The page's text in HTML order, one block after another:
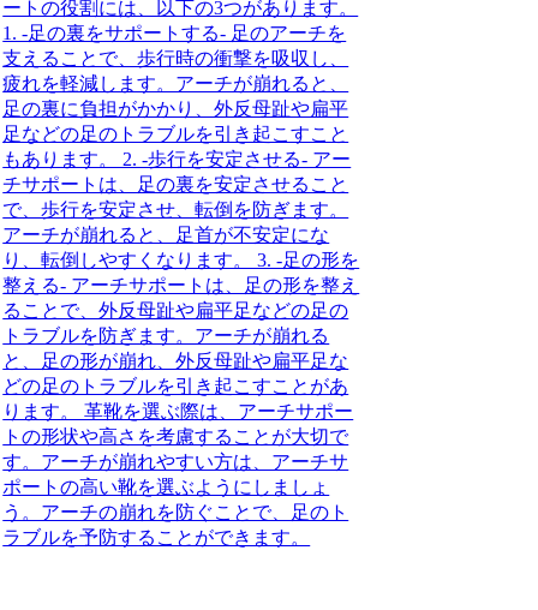
ートの役割には、以下の3つがあります。
1. -足の裏をサポートする- 足のアーチを
支えることで、歩行時の衝撃を吸収し、
疲れを軽減します。アーチが崩れると、
足の裏に負担がかかり、外反母趾や扁平
足などの足のトラブルを引き起こすこと
もあります。 2. -歩行を安定させる- アー
チサポートは、足の裏を安定させること
で、歩行を安定させ、転倒を防ぎます。
アーチが崩れると、足首が不安定にな
り、転倒しやすくなります。 3. -足の形を
整える- アーチサポートは、足の形を整え
ることで、外反母趾や扁平足などの足の
トラブルを防ぎます。アーチが崩れる
と、足の形が崩れ、外反母趾や扁平足な
どの足のトラブルを引き起こすことがあ
ります。 革靴を選ぶ際は、アーチサポー
トの形状や高さを考慮することが大切で
す。アーチが崩れやすい方は、アーチサ
ポートの高い靴を選ぶようにしましょ
う。アーチの崩れを防ぐことで、足のト
ラブルを予防することができます。